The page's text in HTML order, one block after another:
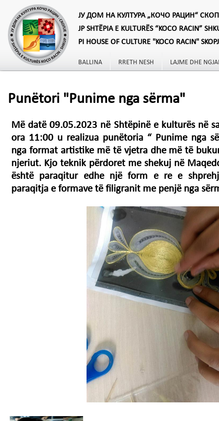
ЈУ ДОМ НА КУЛТУРА „КОЧО РАЦИН“
JP SHTËPIA E KULTURËS “KOCO RACIN”
PI HOUSE OF CULTURE "KOCO RACIN"
BALLINA RRETH NESH LAJME DHE
Punëtori "Punime nga sërma"
Më datë 09.05.2023 në Shtëpinë e kulturës në
ora 11:00 u realizua punëtoria “ Punime nga
nga format artistike më të vjetra dhe më të
njeriut. Kjo teknik përdoret me shekuj në
është paraqitur edhe një form e re e
paraqitja e formave të filigranit me penjë nga